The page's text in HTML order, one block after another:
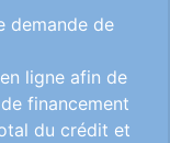
demande de
ligne afin de
financement
du crédit et